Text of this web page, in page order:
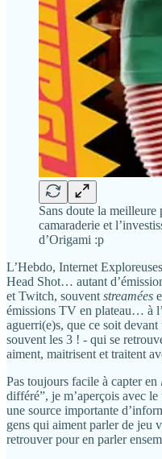
Sans doute la
camaraderie et
d’Origami :p
L’Hebdo, Internet
Head Shot… autant
et Twitch, souvent streamées
émissions TV en plateau… à
aguerri(e)s, que ce soit
souvent les 3 ! - qui se
aiment, maitrisent et traitent
Pas toujours facile à capter en
différé”, je m’aperçois avec
une source importante
gens qui aiment parler de jeu
retrouver pour en parler